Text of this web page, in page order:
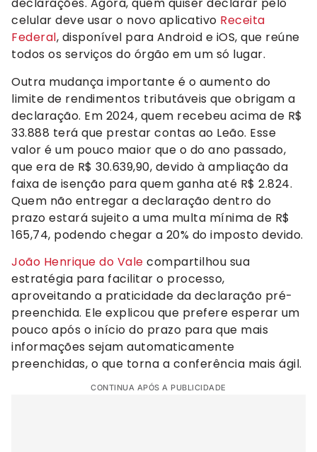
declarações. Agora, quem quiser declarar pelo
celular deve usar o novo aplicativo Receita
Federal, disponível para Android e iOS, que reúne
todos os serviços do órgão em um só lugar.
Outra mudança importante é o aumento do
limite de rendimentos tributáveis que obrigam a
declaração. Em 2024, quem recebeu acima de R$
33.888 terá que prestar contas ao Leão. Esse
valor é um pouco maior que o do ano passado,
que era de R$ 30.639,90, devido à ampliação da
faixa de isenção para quem ganha até R$ 2.824.
Quem não entregar a declaração dentro do
prazo estará sujeito a uma multa mínima de R$
165,74, podendo chegar a 20% do imposto devido.
João Henrique do Vale compartilhou sua
estratégia para facilitar o processo,
aproveitando a praticidade da declaração pré-
preenchida. Ele explicou que prefere esperar um
pouco após o início do prazo para que mais
informações sejam automaticamente
preenchidas, o que torna a conferência mais ágil.
CONTINUA APÓS A PUBLICIDADE